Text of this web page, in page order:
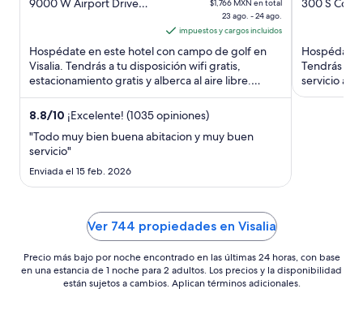
de
$1,574 MXN
por
noche
23
ago
ago
$1,766 MXN en total
23 ago. - 24 ago.
impuestos y cargos incluidos
Hospédate en este hotel con campo de golf en
Visalia. Tendrás a tu disposición wifi gratis,
estacionamiento gratis y alberca al aire libre.
Nuestros huéspedes ...
8.8/10 ¡Excelente! (1035 opiniones)
"Todo muy bien buena abitacion y muy buen
servicio"
Enviada el 15 feb. 2026
Hospédate
Tendrás a
servicio a
destacan
Ver 744 propiedades en Visalia
Precio más bajo por noche encontrado en las últimas 24 horas, con base
en una estancia de 1 noche para 2 adultos. Los precios y la disponibilidad
están sujetos a cambios. Aplican términos adicionales.